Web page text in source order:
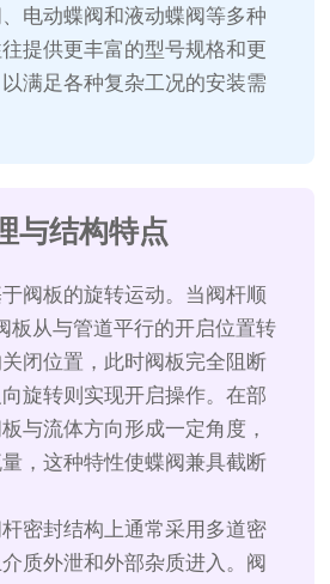
电动蝶阀和液动蝶阀等多种
提供更丰富的型号规格和更
满足各种复杂工况的安装需
与结构特点
阀板的旋转运动。当阀杆顺
板从与管道平行的开启位置转
闭位置，此时阀板完全阻断
旋转则实现开启操作。在部
与流体方向形成一定角度，
，这种特性使蝶阀兼具截断
密封结构上通常采用多道密
质外泄和外部杂质进入。阀